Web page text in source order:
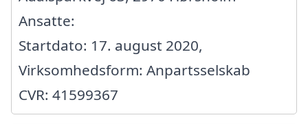
Ansatte:
Startdato: 17. august 2020,
Virksomhedsform: Anpartsselskab
CVR: 41599367